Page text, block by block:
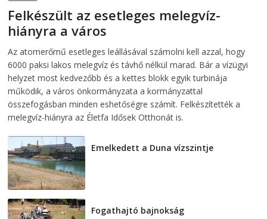
Felkészült az esetleges melegvíz-
hiányra a város
Az atomerőmű esetleges leállásával számolni kell azzal, hogy
6000 paksi lakos melegvíz és távhő nélkül marad. Bár a vízügyi
helyzet most kedvezőbb és a kettes blokk egyik turbinája
működik, a város önkormányzata a kormányzattal
összefogásban minden eshetőségre számít. Felkészítették a
melegvíz-hiányra az Életfa Idősek Otthonát is.
Emelkedett a Duna vízszintje
Fogathajtó bajnokság